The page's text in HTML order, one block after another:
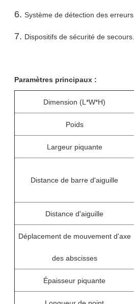
Système de détection des erreurs.
Dispositifs de sécurité de secours.
Paramètres principaux :
Dimension (L*W*H)
Poids
Largeur piquante
Distance de barre d'aiguille
Distance d'aiguille
Déplacement de mouvement d'axe
des abscisses
Épaisseur piquante